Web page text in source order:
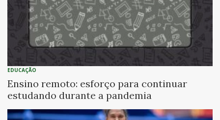
EDUCAÇÃO
Ensino remoto: esforço para continuar
estudando durante a pandemia